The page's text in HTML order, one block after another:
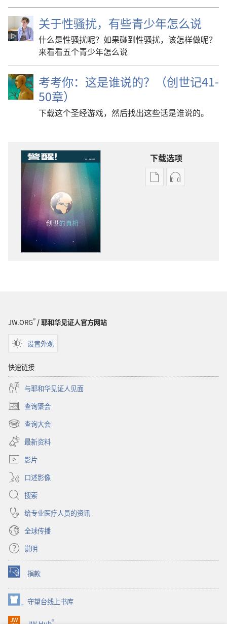
关于性骚扰，有些青少年怎么说
什么是性骚扰呢？如果碰到性骚扰，该怎样做呢？
来看看五个青少年怎么说
考考你：这是谁说的？（创世记41-
50章）
下载这个圣经游戏，然后找出这些话是谁说的。
下载选项
出
音
JW.ORG®/ 耶和华见证人官方网站
设置外观
快速链接
与耶和华见证人见面
查询聚会
（打
开
新
窗
口）
查询大会
（打
开
新
窗
最新资料
影片
口述影像
搜索
给专业医疗人员的资讯
全球传播
说明
捐款
（打
开
新
窗
口）
守望台线上书库
（打
开
®